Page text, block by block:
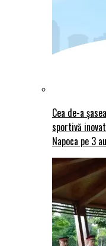
Cea de-a
sportivă
Napoca pe 3